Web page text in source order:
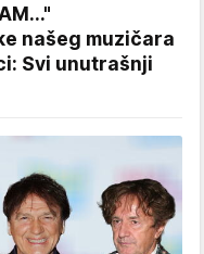
našeg muzičara
Svi unutrašnji